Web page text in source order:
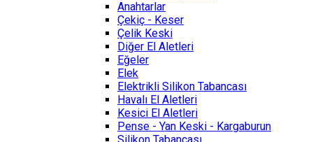
Anahtarlar
Çekiç - Keser
Çelik Keski
Diğer El Aletleri
Eğeler
Elek
Elektrikli Silikon Tabancası
Havalı El Aletleri
Kesici El Aletleri
Pense - Yan Keski - Kargaburun